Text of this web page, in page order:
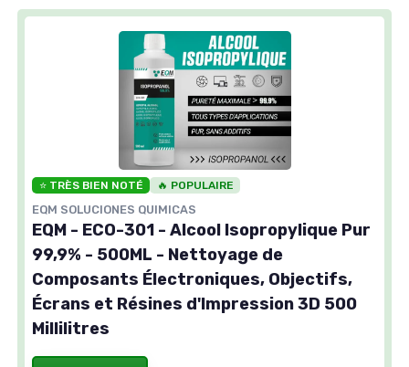
⭐ TRÈS BIEN NOTÉ 🔥 POPULAIRE
EQM SOLUCIONES QUIMICAS
EQM - ECO-301 - Alcool Isopropylique Pur
99,9% - 500ML - Nettoyage de
Composants Électroniques, Objectifs,
Écrans et Résines d'Impression 3D 500
Millilitres